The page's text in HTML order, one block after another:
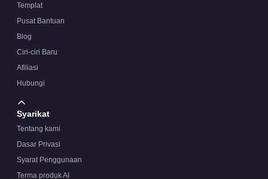
Templat
Pusat Bantuan
Blog
Ciri-ciri Baru
Afiliasi
Hubungi
Syarikat
Tentang kami
Dasar Privasi
Syarat Penggunaan
Terma produk AI